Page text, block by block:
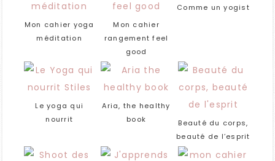
Mon cahier yoga
méditation
Mon cahier
rangement feel
good
Comme un yogist
Le yoga qui
nourrit
Aria, the healthy
book
Beauté du corps,
beauté de l’esprit